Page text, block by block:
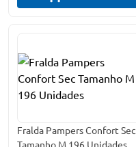
Fralda Pampers Confort Sec
Tamanho M 196 Unidades